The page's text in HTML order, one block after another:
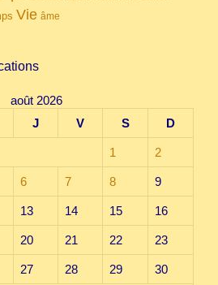
Vie âme
août 2026
J V S D
1 2
6 7 8 9
13 14 15 16
20 21 22 23
27 28 29 30